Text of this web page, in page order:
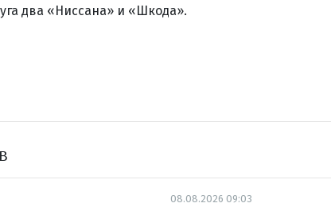
два «Ниссана» и «Шкода».
08.08.2026 09:03